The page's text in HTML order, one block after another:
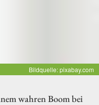
Bildquelle: pixabay.com
wahren Boom bei